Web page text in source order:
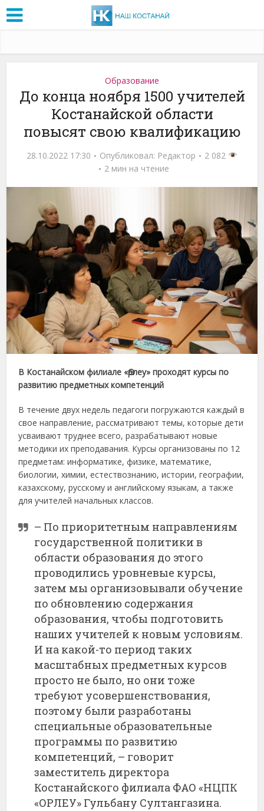
Образование
До конца ноября 1500 учителей
Костанайской области
повысят свою квалификацию
28.10.2022 17:30 Опубликовал: Редактор
2 082
2 мин на чтение
В Костанайском филиале «Өрлеу» проходят курсы по
развитию предметных компетенций
В течение двух недель педагоги погружаются каждый в
свое направление, рассматривают темы, которые дети
усваивают труднее всего, разрабатывают новые
методики их преподавания. Курсы организованы по 12
предметам: информатике, физике, математике,
биологии, химии, естествознанию, истории, географии,
казахскому, русскому и английскому языкам, а также
для учителей начальных классов.
– По приоритетным направлениям
государственной политики в
области образования до этого
проводились уровневые курсы,
затем мы организовывали обучение
по обновлению содержания
образования, чтобы подготовить
наших учителей к новым условиям.
И на какой-то период таких
масштабных предметных курсов
просто не было, но они тоже
требуют усовершенствования,
поэтому были разработаны
специальные образовательные
программы по развитию
компетенций, – говорит
заместитель директора
Костанайского филиала ФАО «НЦПК
«ОРЛЕУ» Гульбану Султангазина.